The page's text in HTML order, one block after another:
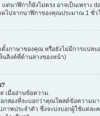
นาฬิกาก็ยังไม่ตรง อาจเป็นเพราะ
ไปจากนาฬิกาของคุณประมาณ 1 ชั่ว
ตั้งภาษาของคุณ หรือยังไม่มีการแป
นลิงค์ที่ด้านล่างของหน้า)
?
เมื่ออ่านข้อความ.
กล่องที่จะบอกว่าคุณโพสต์ข้อความมา
พประจำตัว ซึ่งจะบ่งบอกผู้ใช้แต่ล